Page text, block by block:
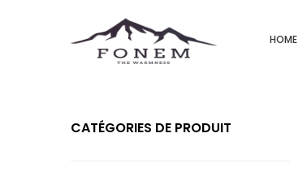
HOME
CATÉGORIES DE PRODUIT